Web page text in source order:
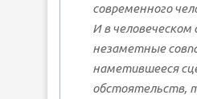
современного
И в
незаметные
наметившееся
обстоятельств,